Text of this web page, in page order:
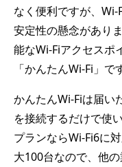
なく便利ですが、
安定性の懸念があり
能なWi-Fiアクセスポ
「かんたんWi-Fi」で
かんたんWi-Fiは届い
を接続するだけで使
プランならWi-Fi6に
大100台なので、他